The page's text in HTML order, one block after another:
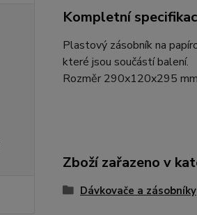
Kompletní
Plastový zásobník na
které jsou součástí balení.
Rozměr 290x120x295
Zboží zařazeno v
Dávkovače a zásobníky